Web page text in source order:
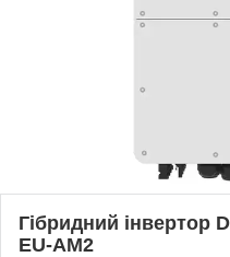
Гібридний інвертор
EU-AM2